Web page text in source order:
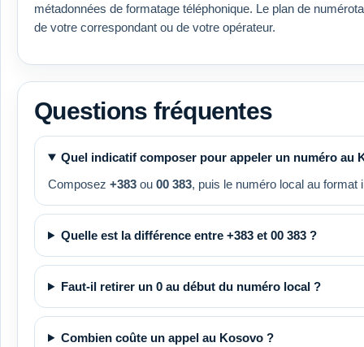
métadonnées de formatage téléphonique. Le plan de
de votre correspondant ou de votre opérateur.
Questions fréquentes
Quel indicatif composer pour appeler un numéro au
Composez +383 ou 00 383, puis le numéro local au format
Quelle est la différence entre +383 et 00 383 ?
Faut-il retirer un 0 au début du numéro local ?
Combien coûte un appel au Kosovo ?